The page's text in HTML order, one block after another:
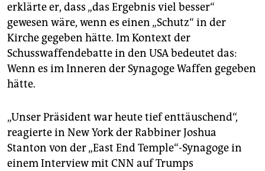
erklärte er, dass „das Ergebnis viel besser“
gewesen wäre, wenn es einen „Schutz“ in der
Kirche gegeben hätte. Im Kontext der
Schusswaffendebatte in den USA bedeutet das:
Wenn es im Inneren der Synagoge Waffen gegeben
hätte.
„Unser Präsident war heute tief enttäuschend“,
reagierte in New York der Rabbiner Joshua
Stanton von der „East End Temple“-Synagoge in
einem Interview mit CNN auf Trumps